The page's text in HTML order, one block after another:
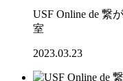
USF Online de 繋
室
2023.03.23